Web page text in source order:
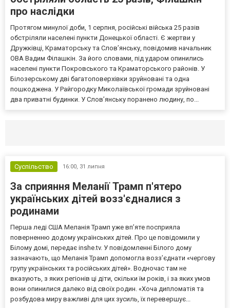
про наслідки
Протягом минулої доби, 1 серпня, російські війська 25 разів
обстріляли населені пункти Донецької області. Є жертви у
Дружківці, Краматорську та Слов’янську, повідомив начальник
ОВА Вадим Філашкін. За його словами, під ударом опинились
населені пункти Покровського та Краматорського районів. У
Білозерському дві багатоповерхівки зруйновані та одна
пошкоджена. У Райгородку Миколаївської громади зруйновані
два приватні будинки. У Слов’янську поранено людину, по...
Суспільство 16:00, 31 липня
За сприяння Меланії Трамп п'ятеро
українських дітей возз'єдналися з
родинами
Перша леді США Меланія Трамп уже впʼяте посприяла
поверненню додому українських дітей. Про це повідомили у
Білому домі, передає inshe.tv. У повідомленні Білого дому
зазначають, що Меланія Трамп допомогла возз’єднати «чергову
групу українських та російських дітей». Водночас там не
вказують, з яких регіонів ці діти, скільки їм років, і за яких умов
вони опинилися далеко від своїх родин. «Хоча дипломатія та
розбудова миру важливі для цих зусиль, їх перевершує...